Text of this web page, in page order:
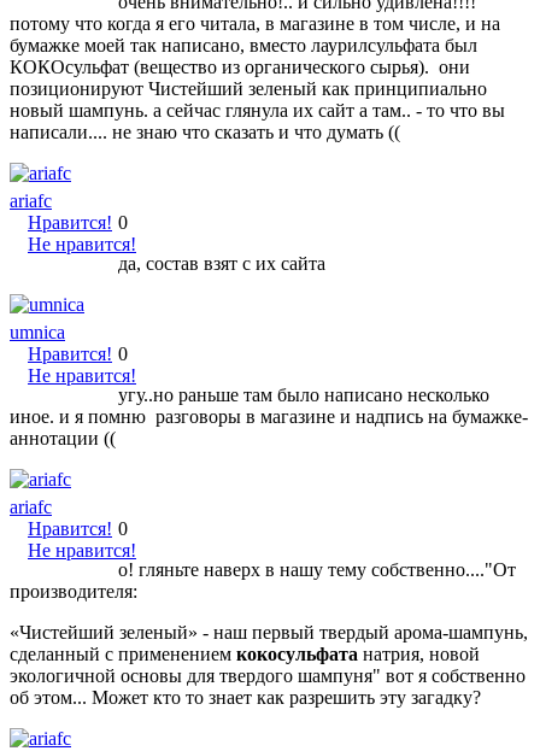
потому что когда я его читала, в магазине в том числе, и на
бумажке моей так написано, вместо лаурилсульфата был
КОКОсульфат (вещество из органического сырья). они
позиционируют Чистейший зеленый как принципиально
новый шампунь. а сейчас глянула их сайт а там.. - то что вы
написали.... не знаю что сказать и что думать ((
ariafc
Нравится!
Не нравится!
0
да, состав взят с их сайта
umnica
Нравится!
Не нравится!
0
угу..но раньше там было написано несколько
иное. и я помню разговоры в магазине и надпись на бумажке-
аннотации ((
ariafc
Нравится!
Не нравится!
0
о! гляньте наверх в нашу тему собственно...."От
производителя:
«Чистейший зеленый» - наш первый твердый арома-шампунь,
сделанный с применением кокосульфата натрия, новой
экологичной основы для твердого шампуня" вот я собственно
об этом... Может кто то знает как разрешить эту загадку?